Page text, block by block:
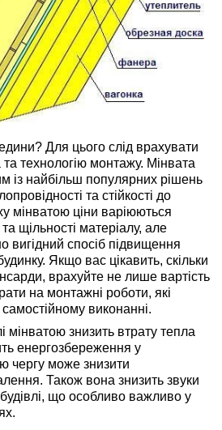
Для цього слід врахувати
технологію монтажу. Мінвата
із найбільш популярних рішень
та стійкості до
мінватою ціни варіюються
щільності матеріалу, але
вигідний спосіб підвищення
Якщо вас цікавить, скільки
врахуйте не лише вартість
на монтажні роботи, які
виконанні.
мінватою знизить втрату тепла
енергозбереження у
чергу може знизити
Також вона знизить звуки
що особливо важливо у